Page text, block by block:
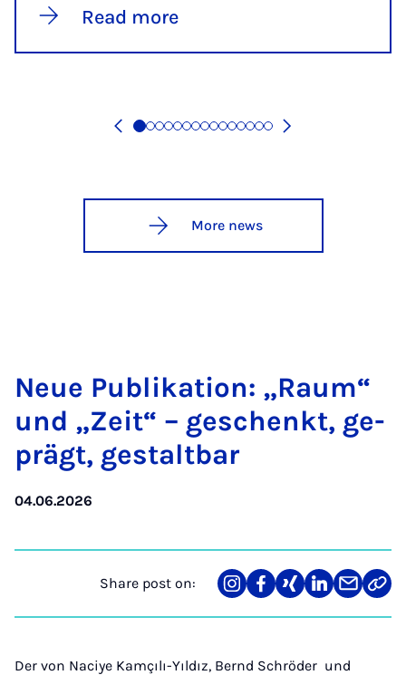
Read more
More news
Neue Pub­lika­tion: „Raum“
und „Zeit“ – ges­chen­kt, ge­
prägt, gestalt­bar
04.06.2026
Share post on:
Share
on
Teilen
auf
Teilen
auf
Teilen
auf
Teilen
über
Mail
Link
Der von Naciye Kamçılı-Yıldız, Bernd Schröder und